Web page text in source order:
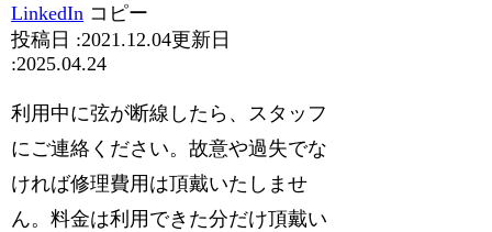
LinkedIn コピー
2021.12.04
2025.04.24
利用中に弦が断線したら、スタッフ
にご連絡ください。故意や過失でな
ければ修理費用は頂戴いたしませ
ん。料金は利用できた分だけ頂戴い